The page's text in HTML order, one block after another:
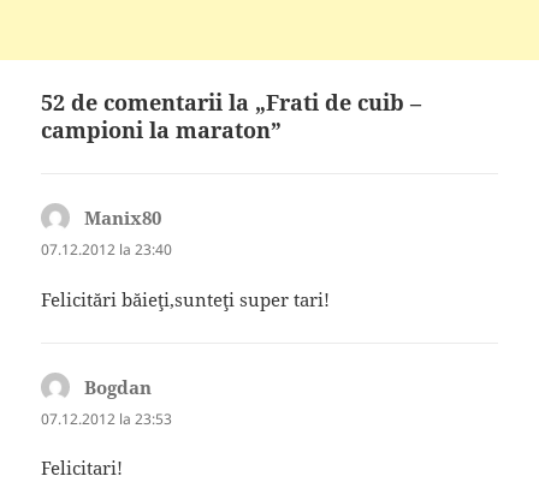
52 de comentarii la „Frati de cuib –
campioni la maraton”
Manix80
07.12.2012 la 23:40
Felicitări băieţi,sunteţi super tari!
Bogdan
07.12.2012 la 23:53
Felicitari!